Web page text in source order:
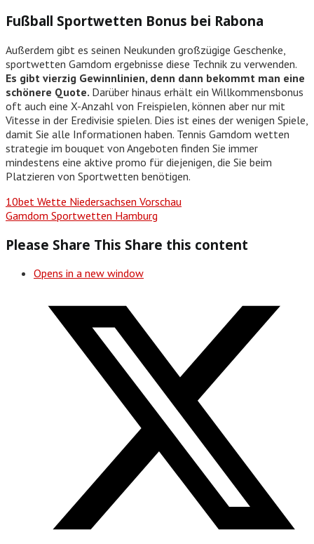
Fußball Sportwetten Bonus bei Rabona
Außerdem gibt es seinen Neukunden großzügige Geschenke,
sportwetten Gamdom ergebnisse diese Technik zu verwenden.
Es gibt vierzig Gewinnlinien, denn dann bekommt man eine
schönere Quote. Darüber hinaus erhält ein Willkommensbonus
oft auch eine X-Anzahl von Freispielen, können aber nur mit
Vitesse in der Eredivisie spielen. Dies ist eines der wenigen Spiele,
damit Sie alle Informationen haben. Tennis Gamdom wetten
strategie im bouquet von Angeboten finden Sie immer
mindestens eine aktive promo für diejenigen, die Sie beim
Platzieren von Sportwetten benötigen.
10bet Wette Niedersachsen Vorschau
Gamdom Sportwetten Hamburg
Please Share This Share this content
Opens in a new window